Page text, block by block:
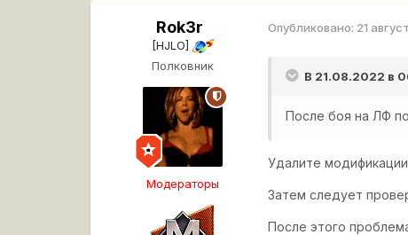
Rok3r
[HJLO]
Полковник
Модераторы
Опубликовано: 21
В 21.08.2022 в
После боя на ЛФ
Удалите
Затем следует
После этого